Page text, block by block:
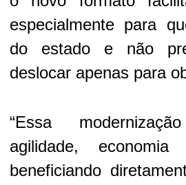
especialmente para
do estado e não
deslocar apenas para
“Essa
agilidade,
beneficiando